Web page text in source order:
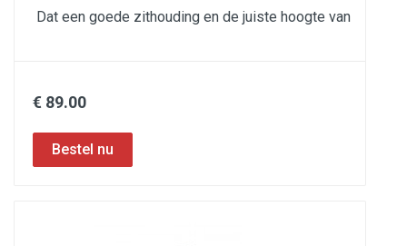
Dat een goede zithouding en de juiste hoogte van
€ 89.00